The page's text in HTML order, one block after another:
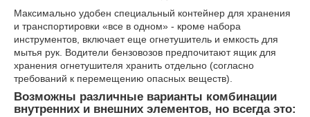
Максимально удобен специальный контейнер для хранения
и транспортировки «все в одном» - кроме набора
инструментов, включает еще огнетушитель и емкость для
мытья рук. Водители бензовозов предпочитают ящик для
хранения огнетушителя хранить отдельно (согласно
требований к перемещению опасных веществ).
Возможны различные варианты комбинации
внутренних и внешних элементов, но всегда это: